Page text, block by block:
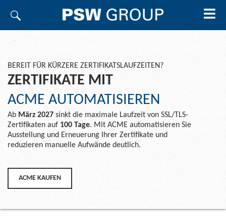
BEREIT FÜR KÜRZERE ZERTIFIKATSLAUFZEITEN?
ZERTIFIKATE MIT
ACME AUTOMATISIEREN
Ab März 2027 sinkt die maximale Laufzeit von SSL/TLS-
Zertifikaten auf 100 Tage. Mit ACME automatisieren Sie
Ausstellung und Erneuerung Ihrer Zertifikate und
reduzieren manuelle Aufwände deutlich.
ACME KAUFEN